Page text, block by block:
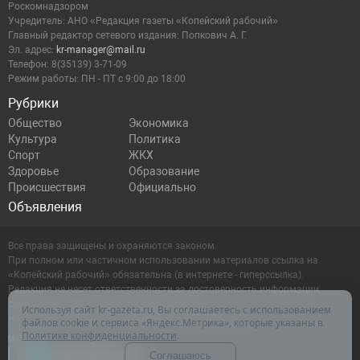
Рубрики
Общество
Экономика
Культура
Политика
Спорт
ЖКХ
Здоровье
Образование
Происшествия
Официально
Объявления
Роскомнадзором
Учредитель: АНО «Редакция газеты «Копейский рабочий»
Главный редактор сетевого издания: Попкович А. Г.
Эл. адрес: kr-manager@mail.ru
Телефон: 8(35139) 3-71-09
Режим работы: ПН - ПТ с 9:00 до 18:00
Все права защищены и охраняются законом.
При полном или частичном использовании материалов ссылка на
«Копейский рабочий» обязательна (в интернете - гиперссылка).
Редакция не несет ответственности за достоверность информации,
содержащейся в рекламных объявлениях.
Настоящий ресурс может содержать материалы 16+
Используя сайт kr-gazeta.ru, Вы соглашаетесь с использованием
файлов cookie и сервиса «Яндекс.Метрика», которые указаны в
Политике конфиденциальности.
Соглашаюсь